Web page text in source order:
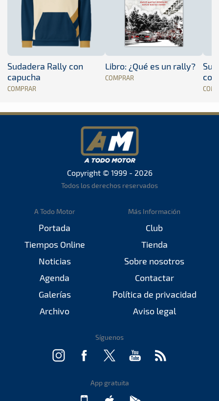
Sudadera Rally con
capucha
COMPRAR
Libro: ¿Qué es un rally?
COMPRAR
Copyright © 1999 - 2026
Todos los derechos reservados
A Todo Motor
Portada
Tiempos Online
Noticias
Agenda
Galerías
Archivo
Más Información
Club
Tienda
Sobre nosotros
Contactar
Política de privacidad
Aviso legal
Síguenos
App gratuita